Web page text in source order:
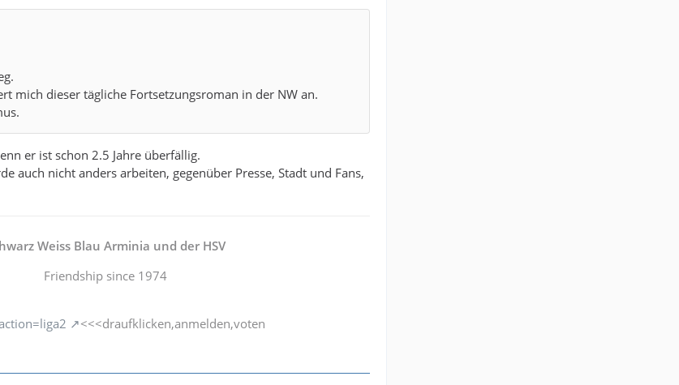
mich dieser tägliche Fortsetzungsroman in der NW an.
er ist schon 2.5 Jahre überfällig.
auch nicht anders arbeiten, gegenüber Presse, Stadt und Fans,
Weiss Blau Arminia und der HSV
Friendship since 1974
<<<draufklicken,anmelden,voten